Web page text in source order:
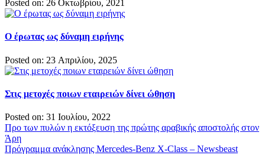
Posted on: 26 Οκτωβρίου, 2021
Ο έρωτας ως δύναμη ειρήνης
Posted on: 23 Απριλίου, 2025
Στις μετοχές ποιων εταιρειών δίνει ώθηση
Posted on: 31 Ιουλίου, 2022
Πλοήγηση
άρθρων
Προ των πυλών η εκτόξευση της πρώτης αραβικής αποστολής στον
Άρη
Πρόγραμμα ανάκλησης Mercedes-Benz X-Class – Newsbeast